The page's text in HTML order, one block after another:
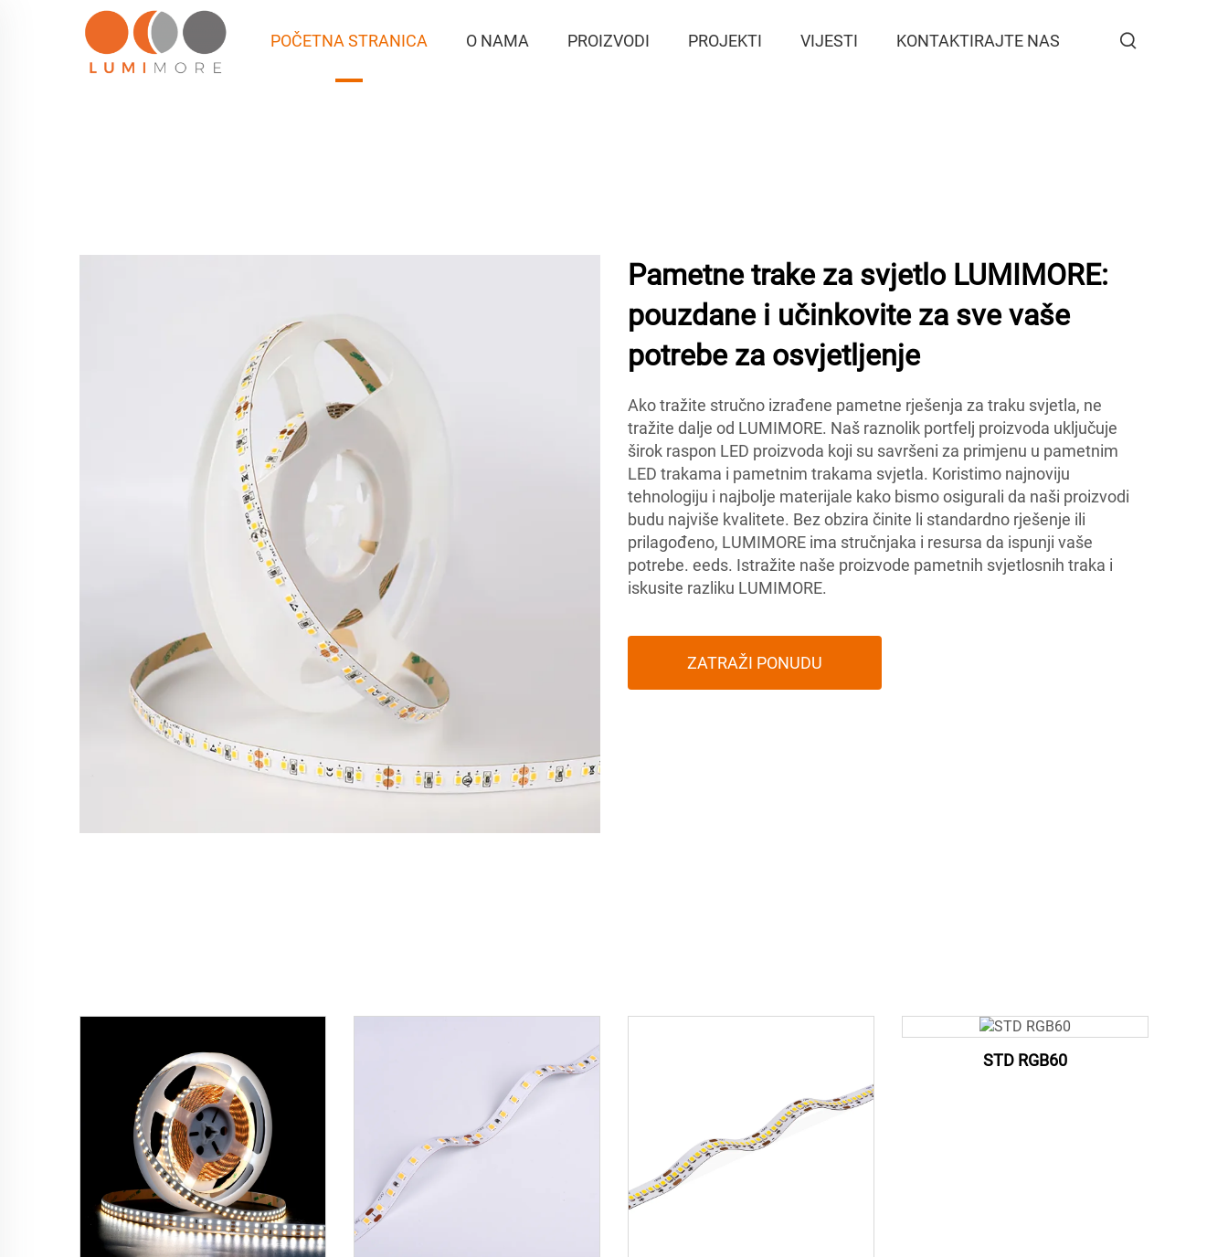
POČETNA STRANICA O NAMA PROIZVODI PROJEKTI VIJESTI KONTAKTIRAJTE NAS
Pametne trake za svjetlo LUMIMORE:
pouzdane i učinkovite za sve vaše
potrebe za osvjetljenje
Ako tražite stručno izrađene pametne rješenja za traku svjetla, ne
tražite dalje od LUMIMORE. Naš raznolik portfelj proizvoda uključuje
širok raspon LED proizvoda koji su savršeni za primjenu u pametnim
LED trakama i pametnim trakama svjetla. Koristimo najnoviju
tehnologiju i najbolje materijale kako bismo osigurali da naši proizvodi
budu najviše kvalitete. Bez obzira činite li standardno rješenje ili
prilagođeno, LUMIMORE ima stručnjaka i resursa da ispunji vaše
potrebe. eeds. Istražite naše proizvode pametnih svjetlosnih traka i
iskusite razliku LUMIMORE.
ZATRAŽI PONUDU
STD RGB60